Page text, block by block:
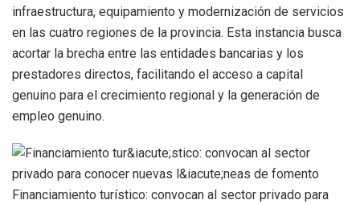
infraestructura, equipamiento y modernización de servicios
en las cuatro regiones de la provincia. Esta instancia busca
acortar la brecha entre las entidades bancarias y los
prestadores directos, facilitando el acceso a capital
genuino para el crecimiento regional y la generación de
empleo genuino.
Financiamiento turístico: convocan al sector privado para